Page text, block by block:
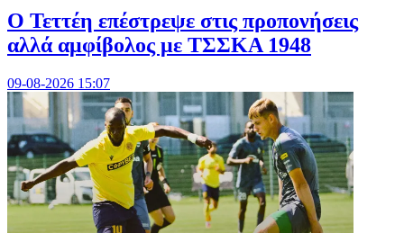
Ο Τεττέη επέστρεψε στις προπονήσεις
αλλά αμφίβολος με ΤΣΣΚΑ 1948
09-08-2026 15:07